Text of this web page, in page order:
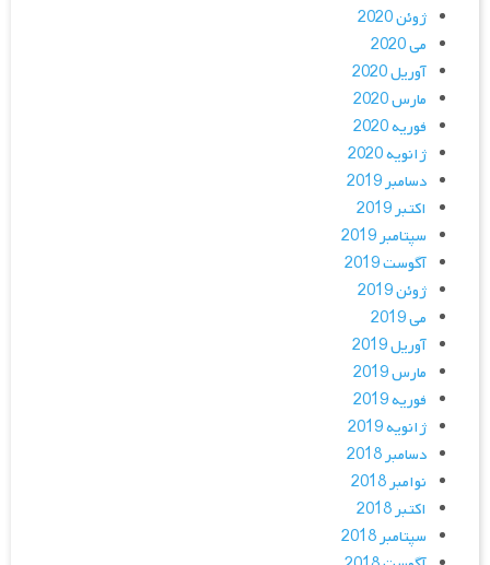
ژوئن 2020
می 2020
آوریل 2020
مارس 2020
فوریه 2020
ژانویه 2020
دسامبر 2019
اکتبر 2019
سپتامبر 2019
آگوست 2019
ژوئن 2019
می 2019
آوریل 2019
مارس 2019
فوریه 2019
ژانویه 2019
دسامبر 2018
نوامبر 2018
اکتبر 2018
سپتامبر 2018